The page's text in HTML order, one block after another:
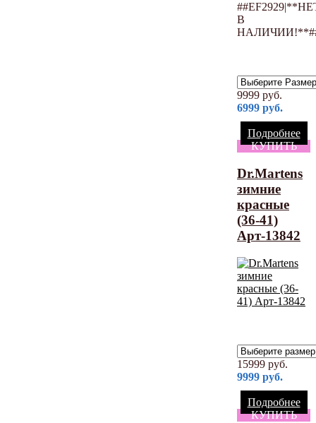
В
9999 руб.
6999 руб.
Подробнее
КУПИТЬ
Dr.Martens
зимние
красные
(36-41)
Арт-13842
15999 руб.
9999 руб.
Подробнее
КУПИТЬ